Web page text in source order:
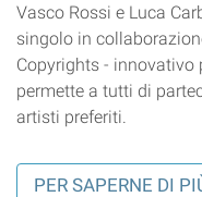
Vasco Rossi e Luca
singolo in
Copyrights - innovativo
permette a tutti di
artisti preferiti.
PER SAPERNE DI